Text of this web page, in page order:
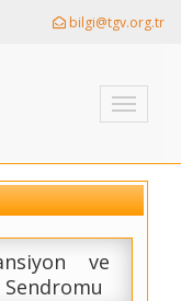
bilgi@tgv.org.tr
Toggle
ve